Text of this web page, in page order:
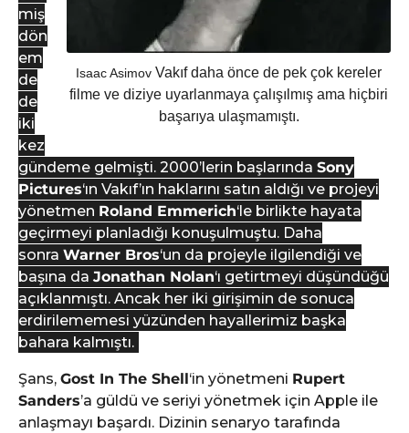
Isaac Asimov Vakıf daha önce de pek çok kereler
filme ve diziye uyarlanmaya çalışılmış ama hiçbiri
başarıya ulaşmamıştı.
miş
dön
em
de
de
iki
kez
gündeme gelmişti. 2000’lerin başlarında Sony
Pictures‘ın Vakıf’ın haklarını satın aldığı ve projeyi
yönetmen Roland Emmerich‘le birlikte hayata
geçirmeyi planladığı konuşulmuştu. Daha
sonra Warner Bros‘un da projeyle ilgilendiği ve
başına da Jonathan Nolan‘ı getirtmeyi düşündüğü
açıklanmıştı. Ancak her iki girişimin de sonuca
erdirilememesi yüzünden hayallerimiz başka
bahara kalmıştı.
Şans, Gost In The Shell‘in yönetmeni Rupert
Sanders’a güldü ve seriyi yönetmek için Apple ile
anlaşmayı başardı. Dizinin senaryo tarafında